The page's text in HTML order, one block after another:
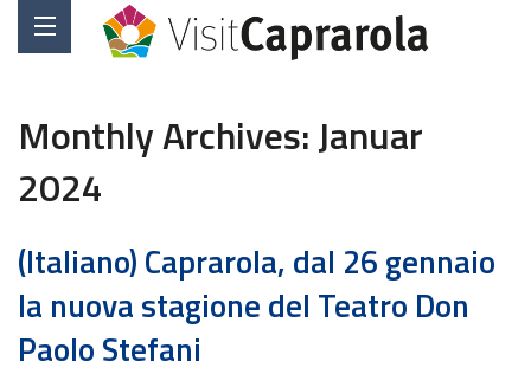
Monthly Archives:Januar
2024
(Italiano) Caprarola, dal 26 gennaio
la nuova stagione del Teatro Don
Paolo Stefani